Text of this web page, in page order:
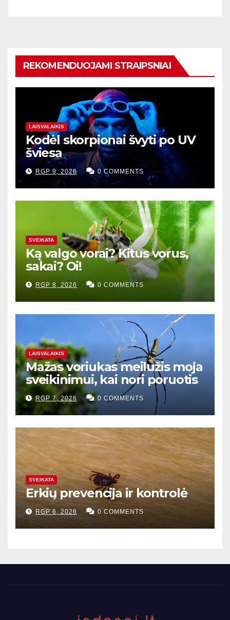
REKOMENDUOJAMI STRAIPSNIAI
LAISVALAIKIS
Kodėl skorpionai švyti po UV
šviesa
RGP 9, 2026 0 COMMENTS
SVEIKATA
Ką valgo vorai? Kitus vorus,
sakai? Oi!
RGP 8, 2026 0 COMMENTS
LAISVALAIKIS
Mažas voriukas meilužis moja
sveikinimui, kai nori poruotis
RGP 7, 2026 0 COMMENTS
SVEIKATA
Erkių prevencija ir kontrolė
RGP 6, 2026 0 COMMENTS